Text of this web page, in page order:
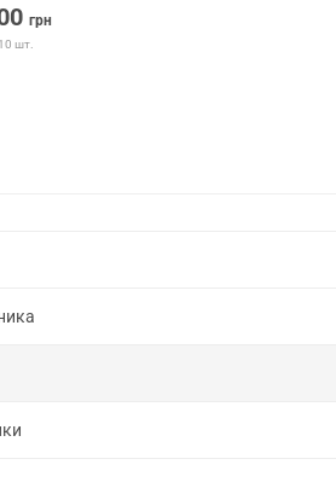
грн
шт.